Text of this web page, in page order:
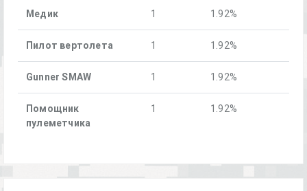
Медик 1 1.92%
Пилот вертолета 1 1.92%
Gunner SMAW 1 1.92%
Помощник
пулеметчика
1 1.92%